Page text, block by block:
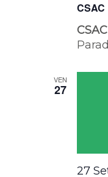
CSAC
VEN
27
27